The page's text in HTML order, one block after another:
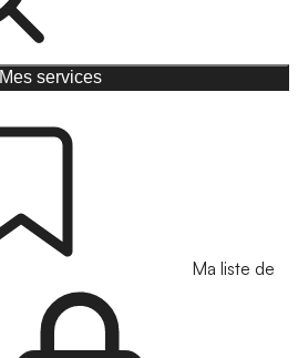
Mes services
Ma liste de